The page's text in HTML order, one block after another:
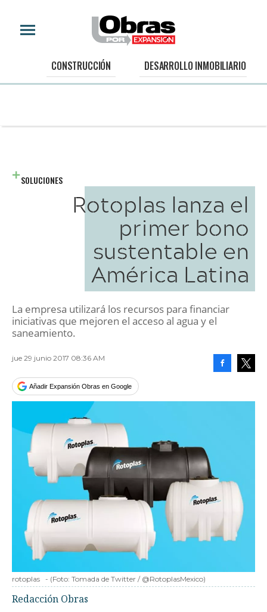
CONSTRUCCIÓN DESARROLLO INMOBILIARIO
SOLUCIONES
Rotoplas lanza el
primer bono
sustentable en
América Latina
La empresa utilizará los recursos para financiar
iniciativas que mejoren el acceso al agua y el
saneamiento.
jue 29 junio 2017 08:36 AM
Añadir Expansión Obras en Google
rotoplas - (Foto: Tomada de Twitter / @RotoplasMexico)
Redacción Obras